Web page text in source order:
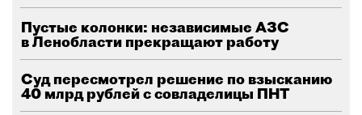
Пустые колонки: независимые АЗС
в Ленобласти прекращают работу
Суд пересмотрел решение по взысканию
40 млрд рублей с совладелицы ПНТ